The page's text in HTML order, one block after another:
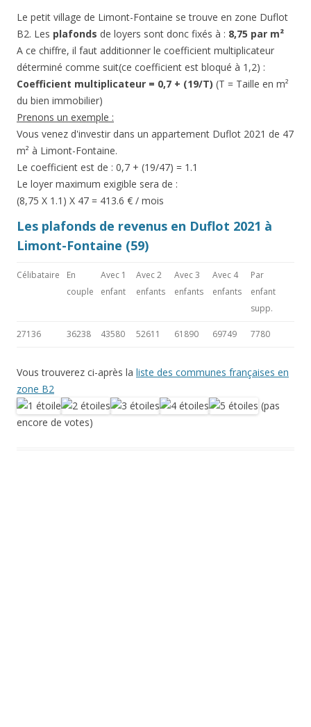
Le petit village de Limont-Fontaine se trouve en zone Duflot
B2. Les plafonds de loyers sont donc fixés à : 8,75 par m²
A ce chiffre, il faut additionner le coefficient multiplicateur
déterminé comme suit(ce coefficient est bloqué à 1,2) :
Coefficient multiplicateur = 0,7 + (19/T) (T = Taille en m²
du bien immobilier)
Prenons un exemple :
Vous venez d'investir dans un appartement Duflot 2021 de 47
m² à Limont-Fontaine.
Le coefficient est de : 0,7 + (19/47) = 1.1
Le loyer maximum exigible sera de :
(8,75 X 1.1) X 47 = 413.6 € / mois
Les plafonds de revenus en Duflot 2021 à
Limont-Fontaine (59)
Célibataire
En
couple
Avec 1
enfant
Avec 2
enfants
Avec 3
enfants
Avec 4
enfants
Par
enfant
supp.
27136 36238 43580 52611 61890 69749 7780
Vous trouverez ci-après la liste des communes françaises en
zone B2
(pas
encore de votes)